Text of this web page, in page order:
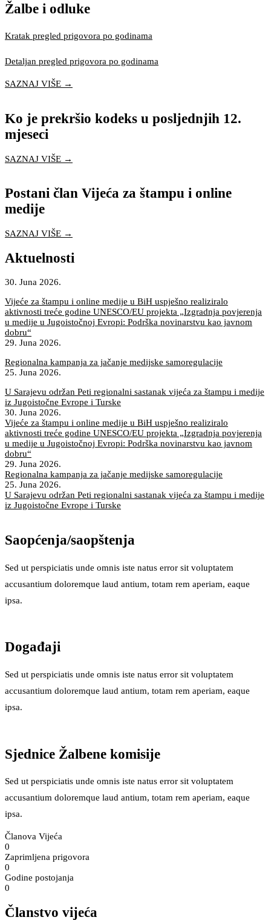
Žalbe i odluke
Kratak pregled prigovora po godinama
Detaljan pregled prigovora po godinama
SAZNAJ VIŠE →
Ko je prekršio kodeks u posljednjih 12.
mjeseci
SAZNAJ VIŠE →
Postani član Vijeća za štampu i online
medije
SAZNAJ VIŠE →
Aktuelnosti
30. Juna 2026.
Vijeće za štampu i online medije u BiH uspješno realiziralo
aktivnosti treće godine UNESCO/EU projekta „Izgradnja povjerenja
u medije u Jugoistočnoj Evropi: Podrška novinarstvu kao javnom
dobru“
29. Juna 2026.
Regionalna kampanja za jačanje medijske samoregulacije
25. Juna 2026.
U Sarajevu održan Peti regionalni sastanak vijeća za štampu i medije
iz Jugoistočne Evrope i Turske
30. Juna 2026.
Vijeće za štampu i online medije u BiH uspješno realiziralo
aktivnosti treće godine UNESCO/EU projekta „Izgradnja povjerenja
u medije u Jugoistočnoj Evropi: Podrška novinarstvu kao javnom
dobru“
29. Juna 2026.
Regionalna kampanja za jačanje medijske samoregulacije
25. Juna 2026.
U Sarajevu održan Peti regionalni sastanak vijeća za štampu i medije
iz Jugoistočne Evrope i Turske
Saopćenja/saopštenja
Sed ut perspiciatis unde omnis iste natus error sit voluptatem
accusantium doloremque laud antium, totam rem aperiam, eaque
ipsa.
Događaji
Sed ut perspiciatis unde omnis iste natus error sit voluptatem
accusantium doloremque laud antium, totam rem aperiam, eaque
ipsa.
Sjednice Žalbene komisije
Sed ut perspiciatis unde omnis iste natus error sit voluptatem
accusantium doloremque laud antium, totam rem aperiam, eaque
ipsa.
Članova Vijeća
0
Zaprimljena prigovora
0
Godine postojanja
0
Članstvo vijeća